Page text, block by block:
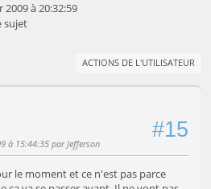
2009 à 20:32:59
sujet
ACTIONS DE L'UTILISATEUR
#15
à 15:44:35 par Jefferson
le moment et ce n'est pas parce